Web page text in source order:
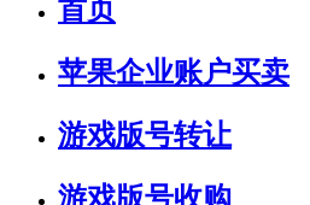
首页
苹果企业账户买卖
游戏版号转让
游戏版号收购